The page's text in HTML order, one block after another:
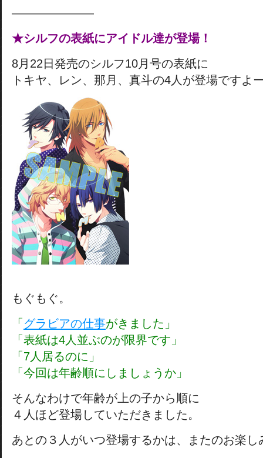
———————
★シルフの表紙にアイドル達が登場！
8月22日発売のシルフ10月号の表紙に
トキヤ、レン、那月、真斗の4人が登場ですよ
もぐもぐ。
「 グラビアの仕事がきました」
「表紙は4人並ぶのが限界です」
「7人居るのに」
「今回は年齢順にしましょうか」
そんなわけで年齢が上の子から順に
４人ほど登場していただきました。
あとの３人がいつ登場するかは、またのお楽し